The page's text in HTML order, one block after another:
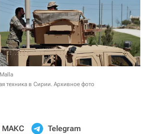
техника в Сирии. Архивное фото
МАКС Telegram